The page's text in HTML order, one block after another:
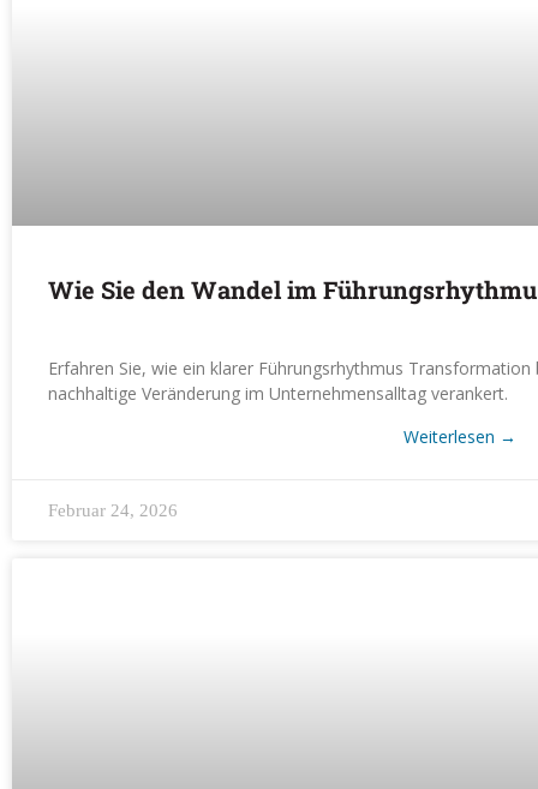
Wie Sie den Wandel im
Erfahren Sie, wie ein klarer Führungsrhythmus
nachhaltige Veränderung im Unternehmensalltag verankert.
Weiterlesen →
Februar 24, 2026